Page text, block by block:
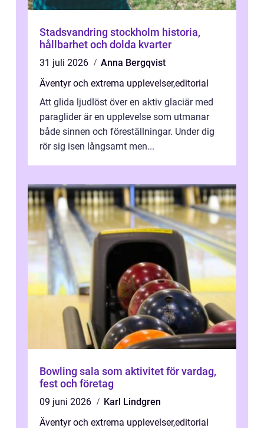
Stadsvandring stockholm historia,
hållbarhet och dolda kvarter
31 juli 2026
Anna Bergqvist
Äventyr och extrema upplevelser,editorial
Att glida ljudlöst över en aktiv glaciär med
paraglider är en upplevelse som utmanar
både sinnen och föreställningar. Under dig
rör sig isen långsamt men...
Bowling sala som aktivitet för vardag,
fest och företag
09 juni 2026
Karl Lindgren
Äventyr och extrema upplevelser,editorial